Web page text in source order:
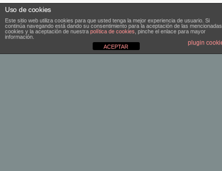
Uso de cookies
Este sitio web utiliza cookies para que usted tenga la mejor experiencia de usuario. Si
continúa navegando está dando su consentimiento para la aceptación de las mencionadas
cookies y la aceptación de nuestra política de cookies , pinche el enlace para mayor
información.
plugin
ACEPTAR